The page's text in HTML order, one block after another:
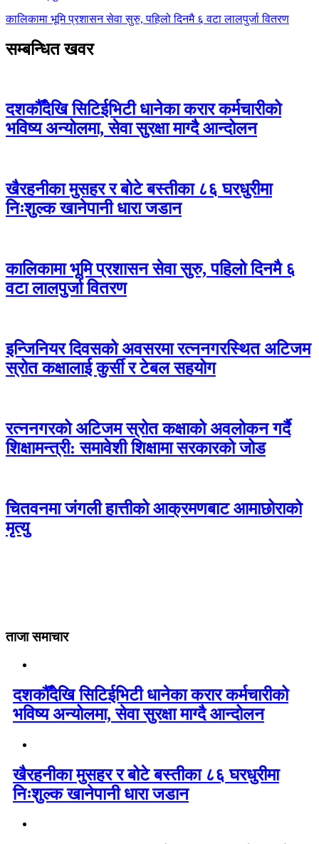
कालिकामा भूमि प्रशासन सेवा सुरु, पहिलो दिनमै ६ वटा लालपुर्जा वितरण
सम्बन्धित खवर
दशकौँदेखि सिटिईभिटी धानेका करार कर्मचारीको
भविष्य अन्योलमा, सेवा सुरक्षा माग्दै आन्दोलन
खैरहनीका मुसहर र बोटे बस्तीका ८६ घरधुरीमा
निःशुल्क खानेपानी धारा जडान
कालिकामा भूमि प्रशासन सेवा सुरु, पहिलो दिनमै ६
वटा लालपुर्जा वितरण
इन्जिनियर दिवसको अवसरमा रत्ननगरस्थित अटिजम
स्रोत कक्षालाई कुर्सी र टेबल सहयोग
रत्ननगरको अटिजम स्रोत कक्षाको अवलोकन गर्दै
शिक्षामन्त्री: समावेशी शिक्षामा सरकारको जोड
चितवनमा जंगली हात्तीको आक्रमणबाट आमाछोराको
मृत्यु
ताजा समाचार
दशकौँदेखि सिटिईभिटी धानेका करार कर्मचारीको
भविष्य अन्योलमा, सेवा सुरक्षा माग्दै आन्दोलन
खैरहनीका मुसहर र बोटे बस्तीका ८६ घरधुरीमा
निःशुल्क खानेपानी धारा जडान